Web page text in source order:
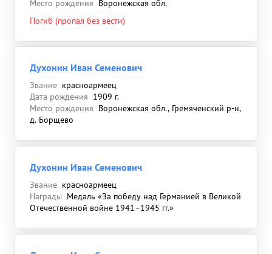
Место рождения Воронежская обл.
Погиб (пропал без вести)
Духонин Иван Семенович
Звание красноармеец
Дата рождения 1909 г.
Место рождения Воронежская обл., Гремяченский р-н,
д. Борщево
Духонин Иван Семенович
Звание красноармеец
Награды Медаль «За победу над Германией в Великой
Отечественной войне 1941–1945 гг.»